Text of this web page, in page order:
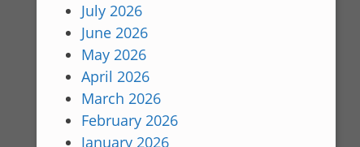
July 2026
June 2026
May 2026
April 2026
March 2026
February 2026
January 2026